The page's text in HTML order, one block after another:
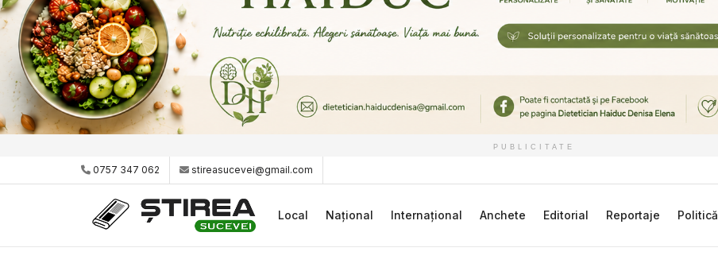
PUBLICITATE
0757 347 062 stireasucevei@gmail.com
Local Național Internațional Anchete Editorial Reportaje Politică